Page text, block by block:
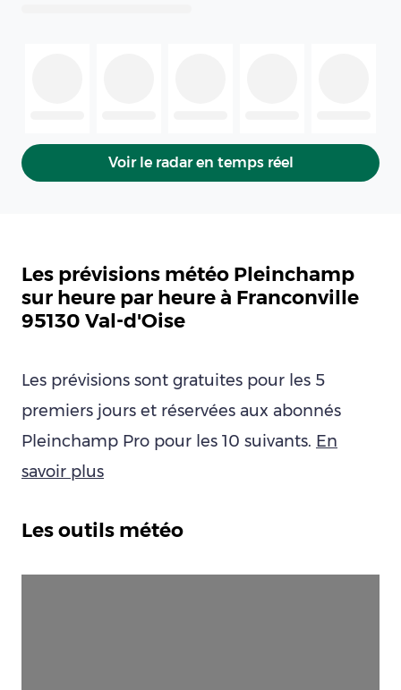
Voir le radar en temps réel
Les prévisions météo Pleinchamp
sur heure par heure à Franconville
95130 Val-d'Oise
Les prévisions sont gratuites pour les 5
premiers jours et réservées aux abonnés
Pleinchamp Pro pour les 10 suivants. En
savoir plus
Les outils météo